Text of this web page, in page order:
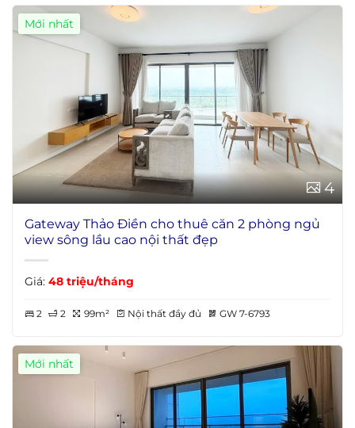
Mới nhất
4
Gateway Thảo Điền cho thuê căn 2 phòng ngủ
view sông lầu cao nội thất đẹp
Giá: 48 triệu/tháng
2 2 99m² Nội thất đầy đủ GW 7-6793
Mới nhất